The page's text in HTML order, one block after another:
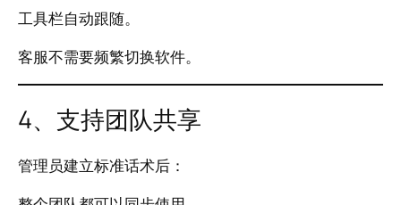
工具栏自动跟随。
客服不需要频繁切换软件。
4、支持团队共享
管理员建立标准话术后：